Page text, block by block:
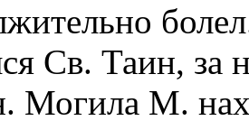
Св. Таин, за
Могила М.